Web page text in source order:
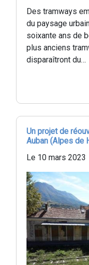
Des tramways
du paysage
soixante ans de
plus anciens
disparaîtront du…
Un projet de
Auban (Alpes de
Le 10 mars 2023